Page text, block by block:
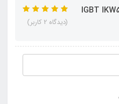
(دیدگاه 2 کاربر)